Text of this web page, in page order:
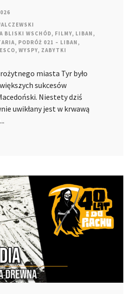
BLISKI WSCHÓD, FILMY, LIBAN ,
, PODRÓŻ 021 – LIBAN ,
, WYSPY, ZABYTKI
miasta Tyr było
sukcesów
Niestety dziś
uwikłany jest w krwawą